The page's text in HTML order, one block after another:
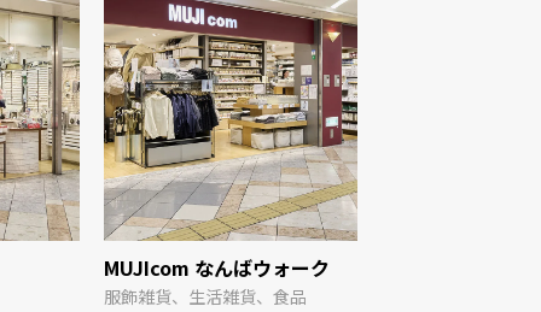
MUJIcom なんばウォーク
服飾雑貨、生活雑貨、食品